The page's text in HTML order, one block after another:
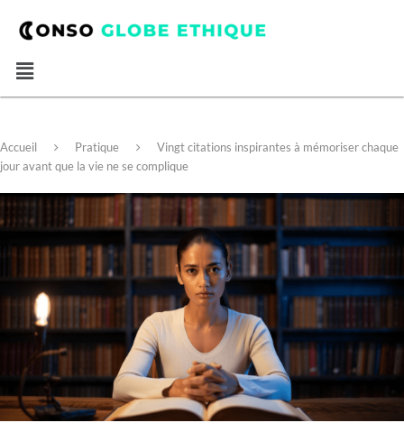
Accueil Pratique
Vingt citations inspirantes à mémoriser chaque
jour avant que la vie ne se complique